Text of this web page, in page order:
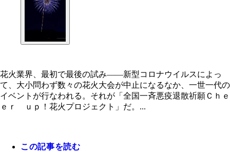
花火業界、最初で最後の試み――新型コロナウイルスによっ
て、大小問わず数々の花火大会が中止になるなか、一世一代の
イベントが行なわれる。それが「全国一斉悪疫退散祈願Ｃｈｅ
ｅｒ ｕｐ！花火プロジェクト」だ。...
この記事を読む